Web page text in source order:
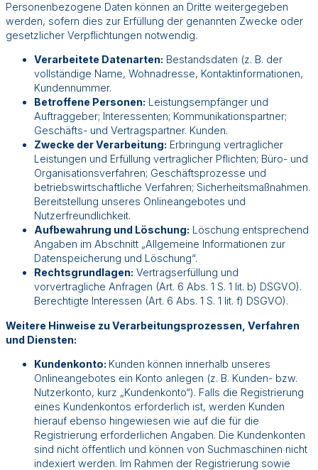
Personenbezogene Daten können an Dritte weitergegeben
werden, sofern dies zur Erfüllung der genannten Zwecke oder
gesetzlicher Verpflichtungen notwendig.
Verarbeitete Datenarten: Bestandsdaten (z. B. der
vollständige Name, Wohnadresse, Kontaktinformationen,
Kundennummer.
Betroffene Personen: Leistungsempfänger und
Auftraggeber; Interessenten; Kommunikationspartner;
Geschäfts- und Vertragspartner. Kunden.
Zwecke der Verarbeitung: Erbringung vertraglicher
Leistungen und Erfüllung vertraglicher Pflichten; Büro- und
Organisationsverfahren; Geschäftsprozesse und
betriebswirtschaftliche Verfahren; Sicherheitsmaßnahmen.
Bereitstellung unseres Onlineangebotes und
Nutzerfreundlichkeit.
Aufbewahrung und Löschung: Löschung entsprechend
Angaben im Abschnitt „Allgemeine Informationen zur
Datenspeicherung und Löschung“.
Rechtsgrundlagen: Vertragserfüllung und
vorvertragliche Anfragen (Art. 6 Abs. 1 S. 1 lit. b) DSGVO).
Berechtigte Interessen (Art. 6 Abs. 1 S. 1 lit. f) DSGVO).
Weitere Hinweise zu Verarbeitungsprozessen, Verfahren
und Diensten:
Kundenkonto: Kunden können innerhalb unseres
Onlineangebotes ein Konto anlegen (z. B. Kunden- bzw.
Nutzerkonto, kurz „Kundenkonto“). Falls die Registrierung
eines Kundenkontos erforderlich ist, werden Kunden
hierauf ebenso hingewiesen wie auf die für die
Registrierung erforderlichen Angaben. Die Kundenkonten
sind nicht öffentlich und können von Suchmaschinen nicht
indexiert werden. Im Rahmen der Registrierung sowie